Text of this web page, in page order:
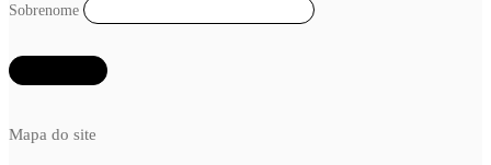
Mapa do site
Sobrenome